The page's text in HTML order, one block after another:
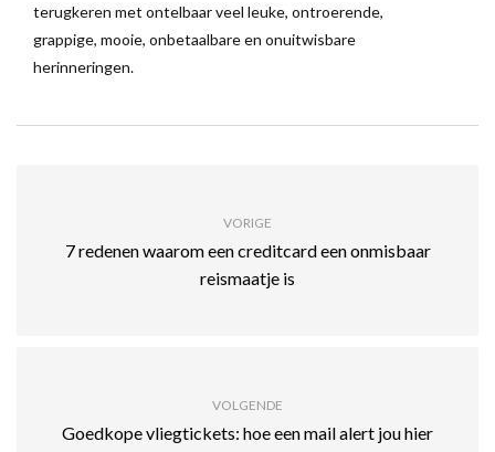
terugkeren met ontelbaar veel leuke, ontroerende,
grappige, mooie, onbetaalbare en onuitwisbare
herinneringen.
VORIGE
7 redenen waarom een creditcard een onmisbaar
reismaatje is
VOLGENDE
Goedkope vliegtickets: hoe een mail alert jou hier